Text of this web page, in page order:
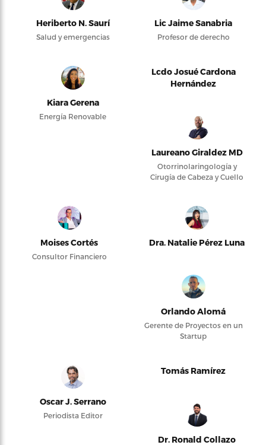
Heriberto N. Saurí
Salud y emergencias
Lic Jaime Sanabria
Profesor de derecho
Kiara Gerena
Energía Renovable
Lcdo Josué Cardona
Hernández
Laureano Giraldez MD
Otorrinolaringología y
Cirugía de Cabeza y Cuello
Moises Cortés
Consultor Financiero
Dra. Natalie Pérez Luna
Orlando Alomá
Gerente de Proyectos en un
Startup
Oscar J. Serrano
Periodista Editor
Tomás Ramírez
Dr. Ronald Collazo